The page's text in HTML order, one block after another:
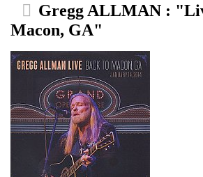
Gregg ALLMAN :
Macon, GA"